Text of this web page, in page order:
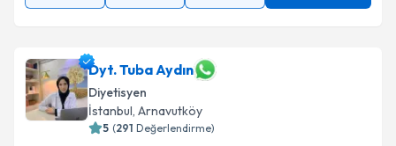
Dyt. Tuba Aydın
Diyetisyen
İstanbul, Arnavutköy
5 (291 Değerlendirme)